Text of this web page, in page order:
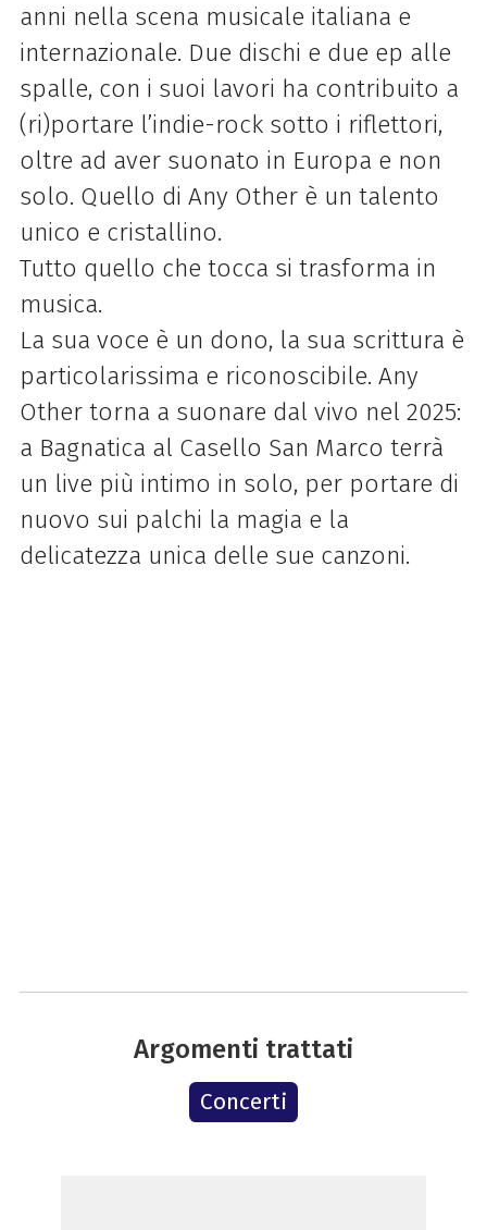
anni nella scena musicale italiana e
internazionale. Due dischi e due ep alle
spalle, con i suoi lavori ha contribuito a
(ri)portare l’indie-rock sotto i riflettori,
oltre ad aver suonato in Europa e non
solo. Quello di Any Other è un talento
unico e cristallino.
Tutto quello che tocca si trasforma in
musica.
La sua voce è un dono, la sua scrittura è
particolarissima e riconoscibile. Any
Other torna a suonare dal vivo nel 2025:
a Bagnatica al Casello San Marco terrà
un live più intimo in solo, per portare di
nuovo sui palchi la magia e la
delicatezza unica delle sue canzoni.
Argomenti trattati
Concerti